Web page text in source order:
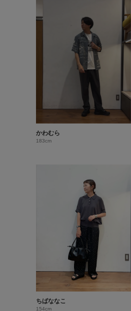
かわむら
183cm
ちばななこ
154cm